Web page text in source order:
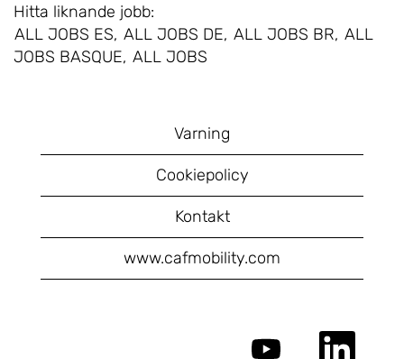
Hitta liknande jobb:
ALL JOBS ES, ALL JOBS DE, ALL JOBS BR, ALL
JOBS BASQUE, ALL JOBS
Varning
Cookiepolicy
Kontakt
www.cafmobility.com
Ö
p
Ö